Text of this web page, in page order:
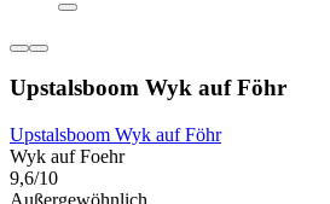
Upstalsboom Wyk auf Föhr
Upstalsboom Wyk auf Föhr
Wyk auf Foehr
9,6/10